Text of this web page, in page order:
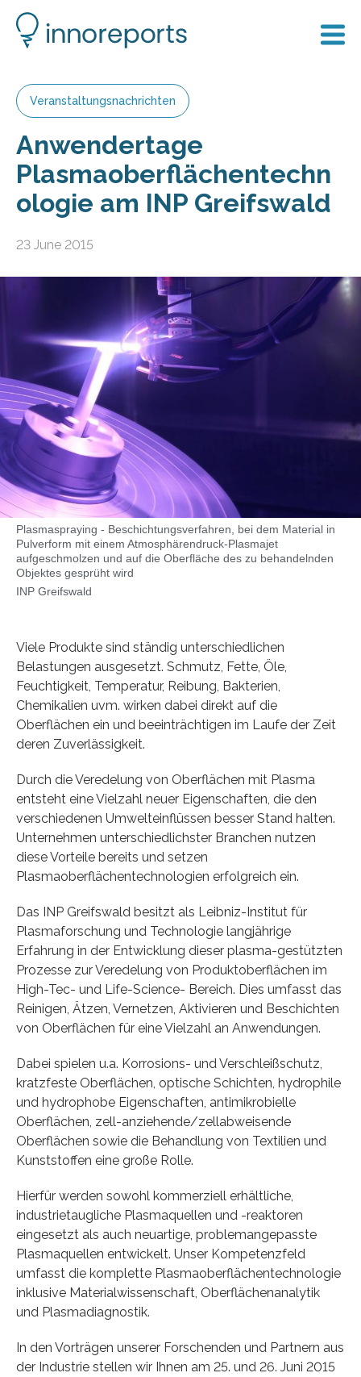
Veranstaltungsnachrichten
Anwendertage
Plasmaoberflächentechn
ologie am INP Greifswald
23 June 2015
Plasmaspraying - Beschichtungsverfahren, bei dem Material in
Pulverform mit einem Atmosphärendruck-Plasmajet
aufgeschmolzen und auf die Oberfläche des zu behandelnden
Objektes gesprüht wird
INP Greifswald
Viele Produkte sind ständig unterschiedlichen
Belastungen ausgesetzt. Schmutz, Fette, Öle,
Feuchtigkeit, Temperatur, Reibung, Bakterien,
Chemikalien uvm. wirken dabei direkt auf die
Oberflächen ein und beeinträchtigen im Laufe der Zeit
deren Zuverlässigkeit.
Durch die Veredelung von Oberflächen mit Plasma
entsteht eine Vielzahl neuer Eigenschaften, die den
verschiedenen Umwelteinflüssen besser Stand halten.
Unternehmen unterschiedlichster Branchen nutzen
diese Vorteile bereits und setzen
Plasmaoberflächentechnologien erfolgreich ein.
Das INP Greifswald besitzt als Leibniz-Institut für
Plasmaforschung und Technologie langjährige
Erfahrung in der Entwicklung dieser plasma-gestützten
Prozesse zur Veredelung von Produktoberflächen im
High-Tec- und Life-Science- Bereich. Dies umfasst das
Reinigen, Ätzen, Vernetzen, Aktivieren und Beschichten
von Oberflächen für eine Vielzahl an Anwendungen.
Dabei spielen u.a. Korrosions- und Verschleißschutz,
kratzfeste Oberflächen, optische Schichten, hydrophile
und hydrophobe Eigenschaften, antimikrobielle
Oberflächen, zell-anziehende/zellabweisende
Oberflächen sowie die Behandlung von Textilien und
Kunststoffen eine große Rolle.
Hierfür werden sowohl kommerziell erhältliche,
industrietaugliche Plasmaquellen und -reaktoren
eingesetzt als auch neuartige, problemangepasste
Plasmaquellen entwickelt. Unser Kompetenzfeld
umfasst die komplette Plasmaoberflächentechnologie
inklusive Materialwissenschaft, Oberflächenanalytik
und Plasmadiagnostik.
In den Vorträgen unserer Forschenden und Partnern aus
der Industrie stellen wir Ihnen am 25. und 26. Juni 2015